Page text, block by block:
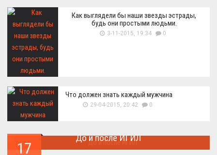
Как выглядели бы наши звезды эстрады,
будь они простыми людьми.
3-11-2015, 19:34 0
Что должен знать каждый мужчина
29-04-2015, 20:42 0
17
До и после ИГИЛ